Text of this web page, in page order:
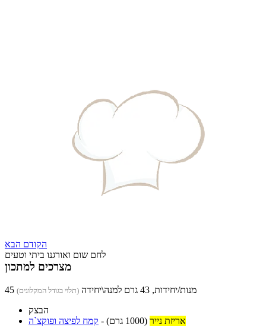
הקודם הבא
לחם שום ואורגנו ביתי וטעים
מצרכים למתכון
45 מנות/יחידות, 43 גרם למנה\יחידה (תלוי בגודל המקלונים)
הבצק
קמח לפיצה ופוקצ`ה - אריזת נייר (1000 גרם)